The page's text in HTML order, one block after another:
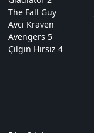
The Fall Guy
Avcı Kraven
Avengers 5
Çılgın Hırsız 4